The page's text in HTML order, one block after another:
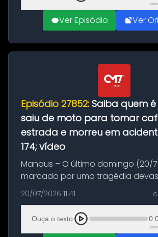
Ver Episódio Ver
Episódio 27852: Saiba quem
saiu de moto para tomar
estrada e morreu em
174; vídeo
Manaus – O último domingo (20/
marcado por uma tragédia
resultou na morte precoce de dois
BR-174, na zona rural de Manaus.
com destino a um típico café
20/07/2026 11:41
Ouça o texto